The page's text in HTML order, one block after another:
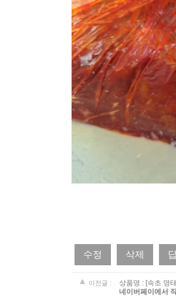
수정 삭제
이전글 : 상품명 : [속초 명
네이버페이에서